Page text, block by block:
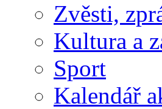
Zvěsti,
Kultura a
Sport
Kalendář